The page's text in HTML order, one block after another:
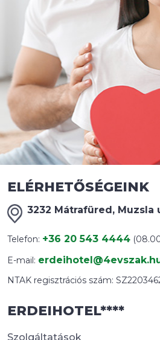
ELÉRHETŐSÉGEINK
3232 Mátrafüred, Muzsla
Telefon: +36 20 543 4444
E-mail:
NTAK regisztrációs szám:
ERDEIHOTEL****
Szolgáltatások